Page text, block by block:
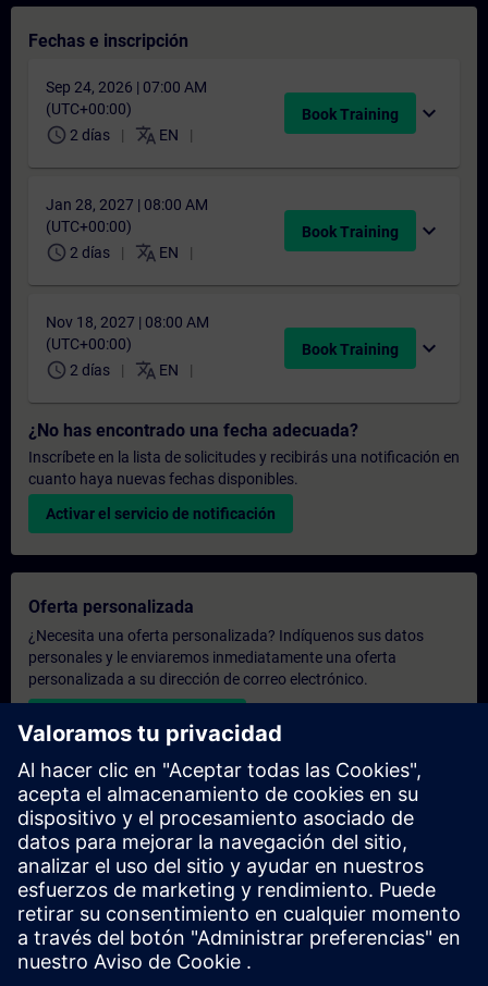
Fechas e inscripción
Sep 24, 2026 | 07:00 AM
(UTC+00:00)
schedule 2 días translate EN
Book Training expand_more
Jan 28, 2027 | 08:00 AM
(UTC+00:00)
schedule 2 días translate EN
Book Training expand_more
Nov 18, 2027 | 08:00 AM
(UTC+00:00)
schedule 2 días translate EN
Book Training expand_more
¿No has encontrado una fecha adecuada?
Inscríbete en la lista de solicitudes y recibirás una notificación en
cuanto haya nuevas fechas disponibles.
Activar el servicio de notificación
Oferta personalizada
¿Necesita una oferta personalizada? Indíquenos sus datos
personales y le enviaremos inmediatamente una oferta
personalizada a su dirección de correo electrónico.
Enviar una oferta personal
Solicitar presupuesto exclusivo
¿Necesita una formación más especializada y busca un
presupuesto para una formación exclusiva, ya sea presencial,
virtual o en un centro de formación SITRAIN? Tras facilitarnos
sus datos personales y sus necesidades formativas, le
enviaremos un presupuesto personalizado.
Solicitar presupuesto exclusivo